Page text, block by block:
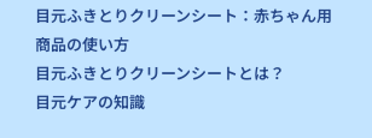
目元ふきとりクリーンシート：赤ちゃん用
商品の使い方
目元ふきとりクリーンシートとは？
目元ケアの知識